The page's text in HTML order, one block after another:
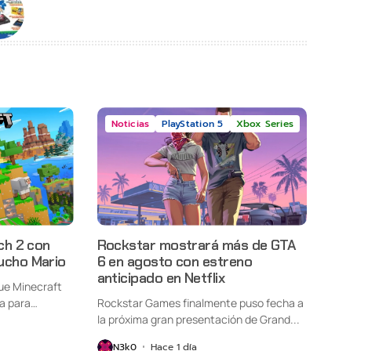
2 con
Mario
Minecraft
para
Noticias PlayStation 5 Xbox Series
Rockstar mostrará más de GTA
6 en agosto con estreno
anticipado en Netflix
Rockstar Games finalmente puso fecha a
la próxima gran presentación de Grand...
N3k0 Hace 1 día